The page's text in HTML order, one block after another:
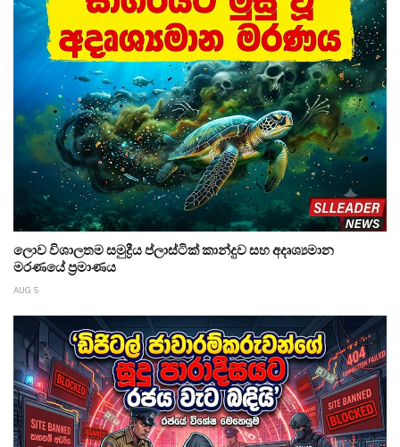
ලොව විශාලතම සමුද්‍රීය ප්ලාස්ටික් කාන්දුව සහ අදෘශ්‍යමාන
මරණයේ ප්‍රමාණය
AUG 5